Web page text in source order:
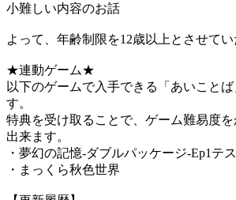
小難しい内容のお話
よって、年齢制限を12歳以上とさせてい
★連動ゲーム★
以下のゲームで入手できる「あいこと
す。
特典を受け取ることで、ゲーム難易度
出来ます。
・夢幻の記憶-ダブルパッケージ-Ep1テ
・まっくら秋色世界